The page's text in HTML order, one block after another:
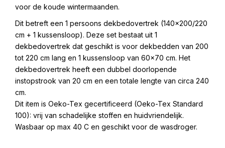
voor de koude wintermaanden.
Dit betreft een 1 persoons dekbedovertrek (140×200/220
cm + 1 kussensloop). Deze set bestaat uit 1
dekbedovertrek dat geschikt is voor dekbedden van 200
tot 220 cm lang en 1 kussensloop van 60×70 cm. Het
dekbedovertrek heeft een dubbel doorlopende
instopstrook van 20 cm en een totale lengte van circa 240
cm.
Dit item is Oeko-Tex gecertificeerd (Oeko-Tex Standard
100): vrij van schadelijke stoffen en huidvriendelijk.
Wasbaar op max 40 C en geschikt voor de wasdroger.